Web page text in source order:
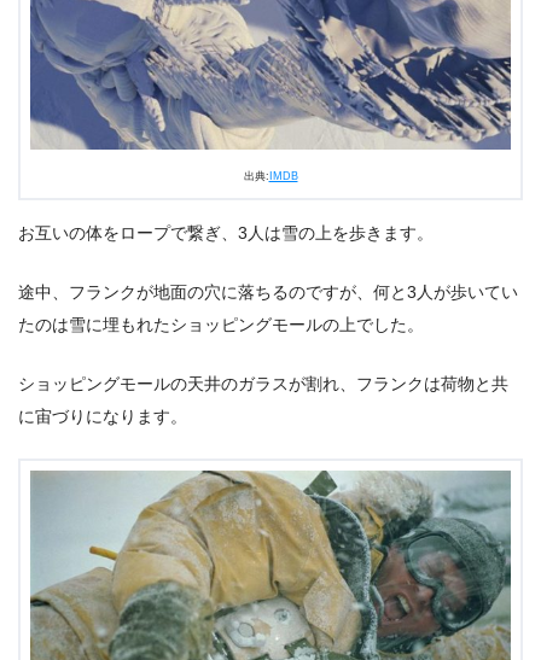
出典: IMDB
お互いの体をロープで繋ぎ、3人は雪の上を歩きます。
途中、フランクが地面の穴に落ちるのですが、何と3人が歩いてい
たのは雪に埋もれたショッピングモールの上でした。
ショッピングモールの天井のガラスが割れ、フランクは荷物と共
に宙づりになります。